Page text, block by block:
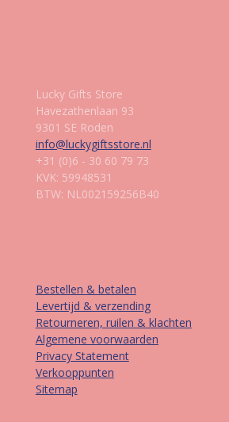
Lucky Gifts Store
Havezathenlaan 93
9301 SE Roden
info@luckygiftsstore.nl
+31 (0)6 - 30 60 79 73
KVK: 59948531
BTW: NL002159256B40
Bestellen & betalen
Levertijd & verzending
Retourneren, ruilen & klachten
Algemene voorwaarden
Privacy Statement
Verkooppunten
Sitemap